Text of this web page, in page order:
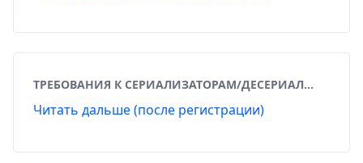
ТРЕБОВАНИЯ К СЕРИАЛИЗАТОРАМ/ДЕСЕРИАЛИЗАТОРАМ XMI
Читать дальше (после регистрации)